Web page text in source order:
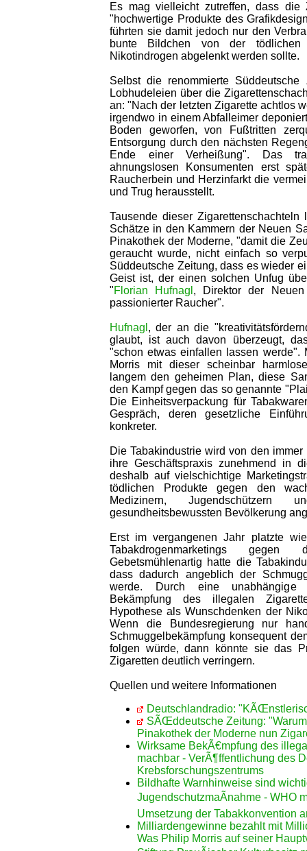
Es mag vielleicht zutreffen, dass die
"hochwertige Produkte des
führten sie damit jedoch nur den
bunte Bildchen von der tödlichen
Nikotindrogen abgelenkt werden sollte.
Selbst die renommierte
Lobhudeleien über die
an: "Nach der letzten Zigarette achtlos
irgendwo in einem Abfalleimer
Boden geworfen, von Fußtritten
Entsorgung durch den nächsten
Ende einer Verheißung". Das
ahnungslosen Konsumenten erst
Raucherbein und Herzinfarkt die
und Trug herausstellt.
Tausende dieser
Schätze in den Kammern der Neuen
Pinakothek der Moderne, "damit die
geraucht wurde, nicht einfach so
Süddeutsche Zeitung, dass es wieder
Geist ist, der einen solchen Unfug
"Florian Hufnagl , Direktor der
passionierter Raucher".
Hufnagl , der an die
glaubt, ist auch davon überzeugt,
"schon etwas einfallen lassen werde".
Morris mit dieser scheinbar
langem den geheimen Plan, diese
den Kampf gegen das so genannte
Die Einheitsverpackung für
Gespräch, deren gesetzliche
konkreter.
Die Tabakindustrie wird von den
ihre Geschäftspraxis zunehmend in
deshalb auf vielschichtige
tödlichen Produkte gegen den
Medizinern, Jugendschützern
gesundheitsbewussten Bevölkerung
Erst im vergangenen Jahr platzte
Tabakdrogenmarketings gegen
Gebetsmühlenartig hatte die
dass dadurch angeblich der
werde. Durch eine unabhängige
Bekämpfung des illegalen
Hypothese als Wunschdenken der
Wenn die Bundesregierung nur
Schmuggelbekämpfung konsequent
folgen würde, dann könnte sie das
Zigaretten deutlich verringern.
Quellen und weitere Informationen
Deutschlandradio:
SÃŒddeutsche Zeitung:
Pinakothek der Moderne nun
Wirksame BekÃ€mpfung des
machbar - VerÃ¶ffentlichung des
Krebsforschungszentrums
Bildhafte Warnhinweise sind
JugendschutzmaÃnahme - WHO
Umsetzung der Tabakkonvention
Milliardengewinne bezahlt mit
Was Philip Morris auf seiner